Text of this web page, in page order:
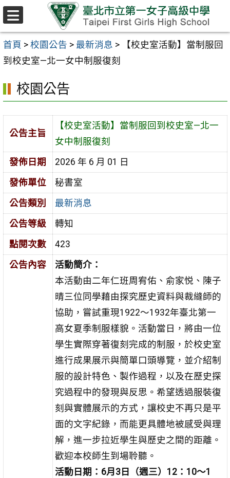
跳至主要內容區
首頁 > 校園公告 > 最新消息 >
【校史室活動】當制服回
到校史室—北一女中制服復刻
校園公告
公告主旨
【校史室活動】當制服回到校史室—北一
女中制服復刻
發佈日期
2026 年 6 月 01 日
發佈單位
秘書室
公告類別
最新消息
公告等級
轉知
點閱次數
423
公告內容
活動簡介：
本活動由二年仁班周宥佑、俞家悦、陳子
晴三位同學藉由探究歷史資料與裁縫師的
協助，嘗試重現1922～1932年臺北第一
高女夏季制服樣貌。活動當日，將由一位
學生實際穿著復刻完成的制服，於校史室
進行成果展示與簡單口頭導覽，並介紹制
服的設計特色、製作過程，以及在歷史探
究過程中的發現與反思。希望透過服裝復
刻與實體展示的方式，讓校史不再只是平
面的文字紀錄，而能更具體地被感受與理
解，進一步拉近學生與歷史之間的距離。
歡迎本校師生到場聆聽。
活動日期：6月3日（週三）12：10～1
選
單